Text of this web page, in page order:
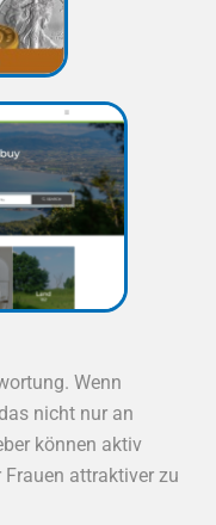
Wenn
nicht nur an
können aktiv
attraktiver zu